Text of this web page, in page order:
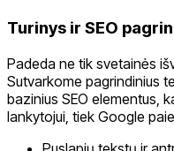
Turinys ir SEO
Padeda ne tik svetainės
Sutvarkome pagrindinius
bazinius SEO elementus,
lankytojui, tiek Google